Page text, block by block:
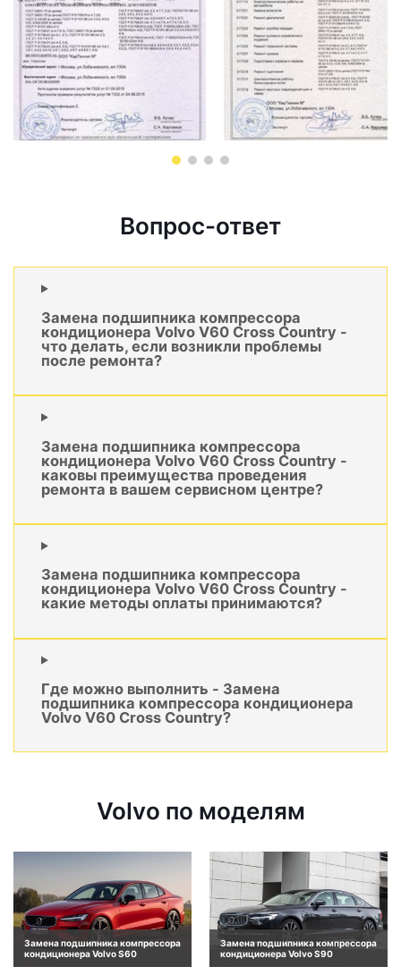
Вопрос-ответ
Замена подшипника компрессора
кондиционера Volvo V60 Cross Country -
что делать, если возникли проблемы
после ремонта?
Замена подшипника компрессора
кондиционера Volvo V60 Cross Country -
каковы преимущества проведения
ремонта в вашем сервисном центре?
Замена подшипника компрессора
кондиционера Volvo V60 Cross Country -
какие методы оплаты принимаются?
Где можно выполнить - Замена
подшипника компрессора кондиционера
Volvo V60 Cross Country?
Volvo по моделям
Замена подшипника компрессора
кондиционера Volvo S60
Замена подшипника компрессора
кондиционера Volvo S90